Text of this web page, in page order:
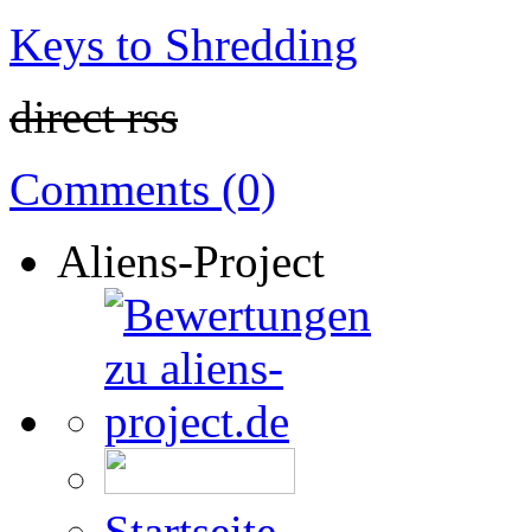
Keys to Shredding
direct rss
Comments (0)
Aliens-Project